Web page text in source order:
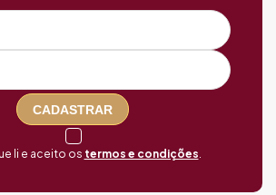
CADASTRAR
li e aceito os termos e condições.